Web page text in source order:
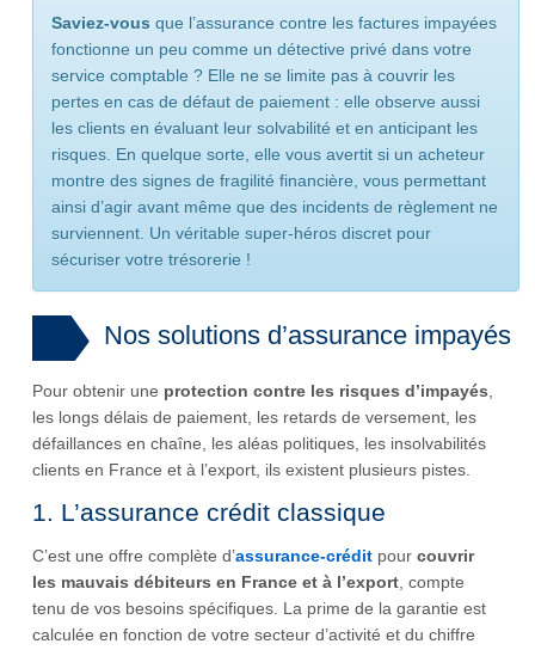
Saviez-vous que l’assurance contre les factures impayées
fonctionne un peu comme un détective privé dans votre
service comptable ? Elle ne se limite pas à couvrir les
pertes en cas de défaut de paiement : elle observe aussi
les clients en évaluant leur solvabilité et en anticipant les
risques. En quelque sorte, elle vous avertit si un acheteur
montre des signes de fragilité financière, vous permettant
ainsi d’agir avant même que des incidents de règlement ne
surviennent. Un véritable super-héros discret pour
sécuriser votre trésorerie !
Nos solutions d’assurance impayés
Pour obtenir une protection contre les risques d’impayés
les longs délais de paiement, les retards de versement, les
défaillances en chaîne, les aléas politiques, les insolvabilités
clients en France et à l’export, ils existent plusieurs pistes.
1. L’assurance crédit classique
C’est une offre complète d’assurance-crédit pour couvrir
les mauvais débiteurs en France et à l’export , compte
tenu de vos besoins spécifiques. La prime de la garantie est
calculée en fonction de votre secteur d’activité et du chiffre